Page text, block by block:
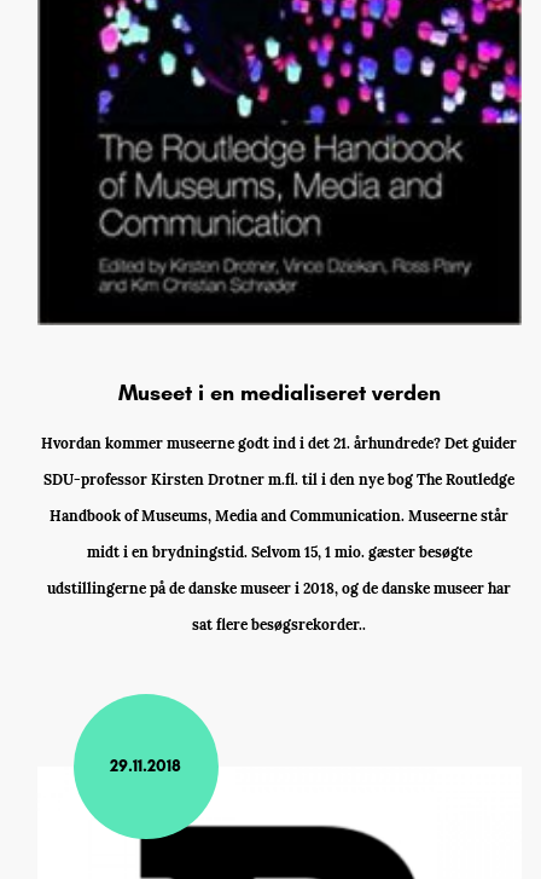
Museet i en medialiseret verden
Hvordan kommer museerne godt ind i det 21. århundrede? Det guider
SDU-professor Kirsten Drotner m.fl. til i den nye bog The Routledge
Handbook of Museums, Media and Communication. Museerne står
midt i en brydningstid. Selvom 15, 1 mio. gæster besøgte
udstillingerne på de danske museer i 2018, og de danske museer har
sat flere besøgsrekorder..
29.11.2018